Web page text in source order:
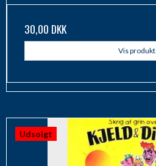
30,00 DKK
Vis produkt
Udsolgt